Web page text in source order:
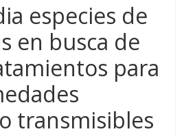
especies de
en busca de
para
transmisibles